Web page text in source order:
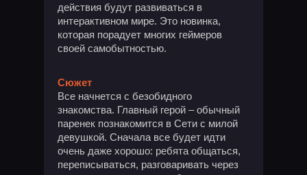
действия будут развиваться в
интерактивном мире. Это новинка,
которая порадует многих геймеров
своей самобытностью.
Сюжет
Все начнется с безобидного
знакомства. Главный герой – обычный
паренек познакомится в Сети с милой
девушкой. Сначала все будет идти
очень даже хорошо: ребята общаться,
переписываться, разговаривать через